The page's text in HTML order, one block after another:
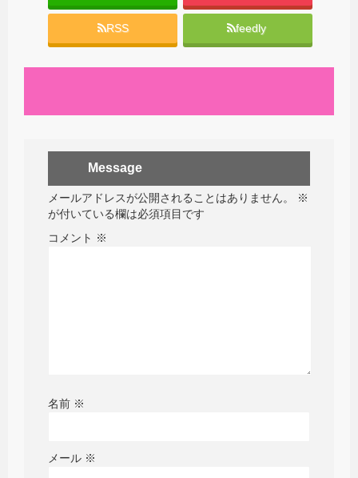
RSS feedly
Message
メールアドレスが公開されることはありません。
※
が付いている欄は必須項目です
コメント ※
名前 ※
メール ※